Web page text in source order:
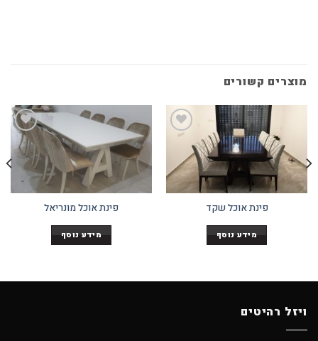
מוצרים קשורים
wishlist
פינת אוכל שקד
מידע נוסף
Add to
wishlist
פינת אוכל מונריאל
מידע נוסף
ויזל רהיטים